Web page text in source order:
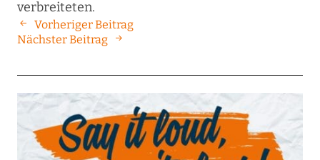
verbreiteten.
Vorheriger Beitrag
Nächster Beitrag